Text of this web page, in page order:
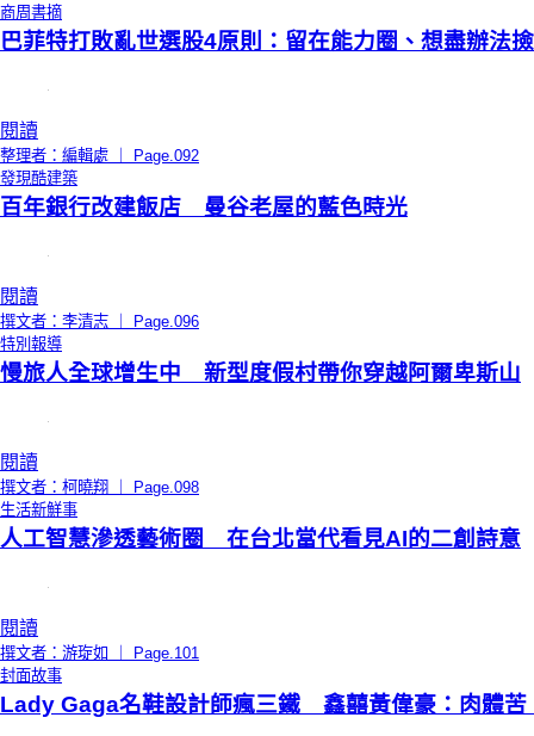
商周書摘
巴菲特打敗亂世選股4原則：留在能力圈、想盡辦法
閱讀
整理者：編輯處 ｜ Page.092
發現酷建築
百年銀行改建飯店 曼谷老屋的藍色時光
閱讀
撰文者：李清志 ｜ Page.096
特別報導
慢旅人全球增生中 新型度假村帶你穿越阿爾卑斯山
閱讀
撰文者：柯曉翔 ｜ Page.098
生活新鮮事
人工智慧滲透藝術圈 在台北當代看見AI的二創詩意
閱讀
撰文者：游琁如 ｜ Page.101
封面故事
Lady Gaga名鞋設計師瘋三鐵 鑫囍黃偉豪：肉體苦